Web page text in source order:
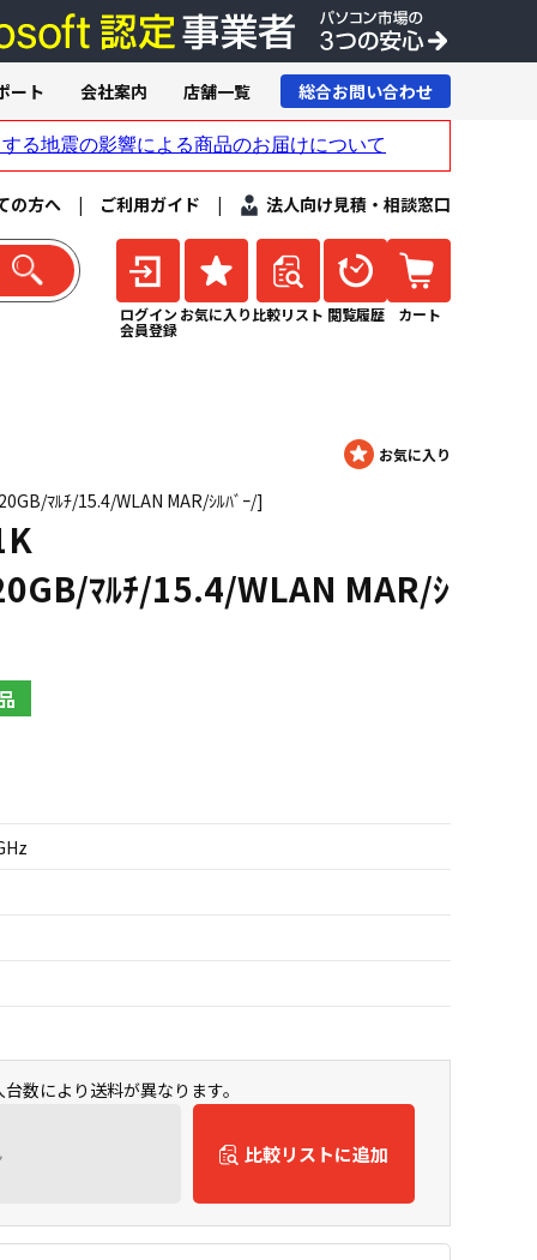
の方へ | ご利用ガイド | 法人向け見積・相談窓口
ログイン
会員登録
お気に入り 比較リスト 閲覧履歴 カート
ート 会社案内 店舗一覧 総合お問い合わせ
ﾏﾙﾁ/15.4/WLAN MAR/ｼﾙﾊﾞｰ/]
ﾏﾙﾁ/15.4/WLAN MAR/ｼ
により送料が異なります。
比較リストに追加